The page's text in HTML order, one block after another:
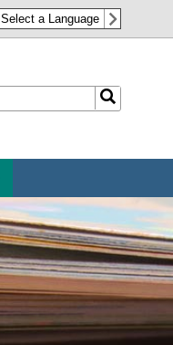
Select a Language
찾